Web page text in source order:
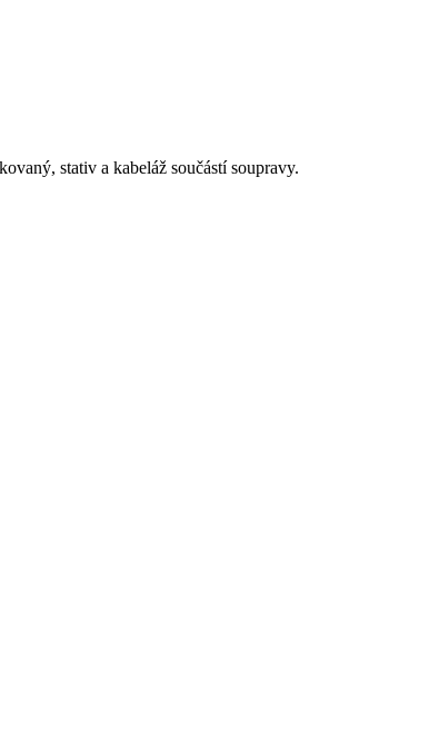
stativ a kabeláž součástí soupravy.